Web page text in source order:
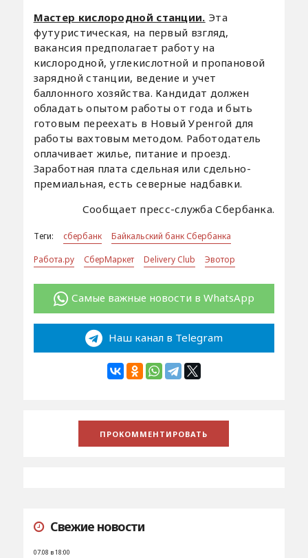
Мастер кислородной станции. Эта
футуристическая, на первый взгляд,
вакансия предполагает работу на
кислородной, углекислотной и пропановой
зарядной станции, ведение и учет
баллонного хозяйства. Кандидат должен
обладать опытом работы от года и быть
готовым переехать в Новый Уренгой для
работы вахтовым методом. Работодатель
оплачивает жилье, питание и проезд.
Заработная плата сдельная или сдельно-
премиальная, есть северные надбавки.
Сообщает пресс-служба Сбербанка.
Теги: сбербанк
Байкальский банк Сбербанка
Работа.ру
СберМаркет Delivery Club Эвотор
Самые важные новости в WhatsApp
Наш канал в Telegram
Свежие новости
07.08 в 18:00